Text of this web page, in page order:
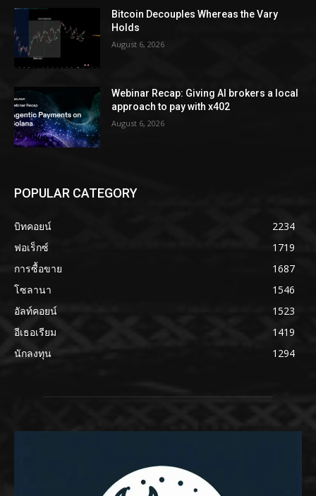
Bitcoin Decouples Whereas the Vary
Holds
August 6, 2026
Webinar Recap: Giving AI brokers a local
approach to pay with x402
August 6, 2026
POPULAR CATEGORY
บิทคอยน์
2234
ฟอเร็กซ์
1719
การซื้อขาย
1687
โซลานา
1546
อัลท์คอยน์
1523
อีเธอเรียม
1419
นักลงทุน
1294